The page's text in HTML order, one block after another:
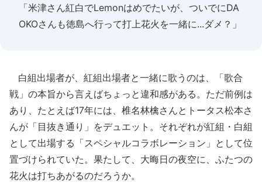
「米津さん紅白でLemonはめでたいが、ついでにDA
OKOさんも徳島へ行って打上花火を一緒に...ダメ？」
白組出場者が、紅組出場者と一緒に歌うのは、「歌合
戦」の本旨から言えばちょっと違和感がある。ただ前例は
あり、たとえば17年には、椎名林檎さんとトータス松本さ
んが「目抜き通り」をデュエット。それぞれが紅組・白組
として出場する「スペシャルコラボレーション」として位
置づけられていた。果たして、大晦日の夜空に、ふたつの
花火は打ちあがるのだろうか。